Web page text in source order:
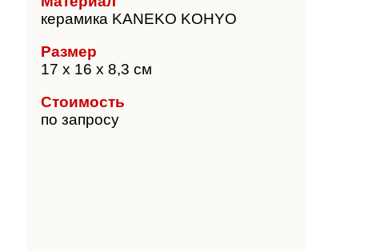
керамика KANEKO KOHYO
Размер
17 х 16 х 8,3 см
Стоимость
по запросу